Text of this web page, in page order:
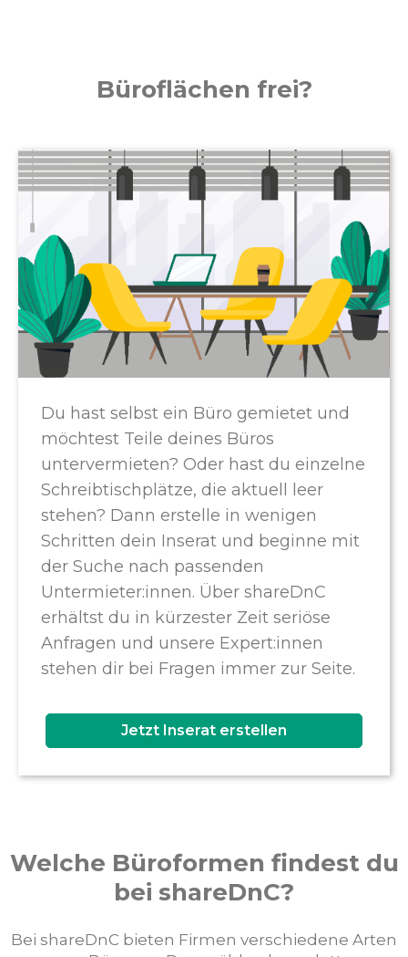
Büroflächen frei?
Du hast selbst ein Büro gemietet und
möchtest Teile deines Büros
untervermieten? Oder hast du einzelne
Schreibtischplätze, die aktuell leer
stehen? Dann erstelle in wenigen
Schritten dein Inserat und beginne mit
der Suche nach passenden
Untermieter:innen. Über shareDnC
erhältst du in kürzester Zeit seriöse
Anfragen und unsere Expert:innen
stehen dir bei Fragen immer zur Seite.
Jetzt Inserat erstellen
Welche Büroformen findest du
bei shareDnC?
Bei shareDnC bieten Firmen verschiedene Arten